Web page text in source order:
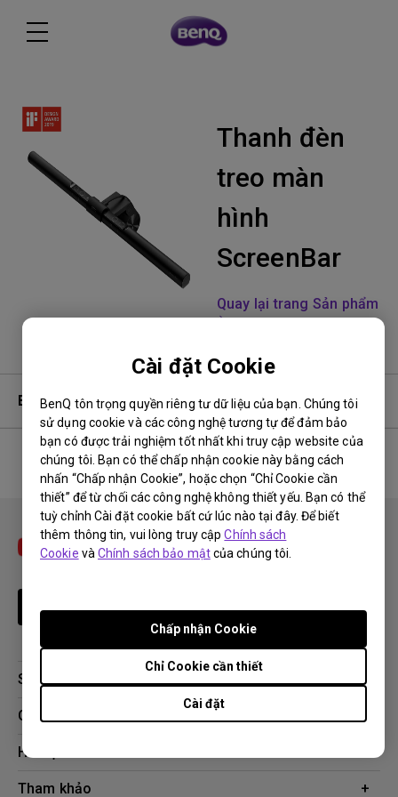
Cài đặt Cookie
BenQ tôn trọng quyền riêng tư dữ liệu của bạn. Chúng tôi
sử dụng cookie và các công nghệ tương tự để đảm bảo
bạn có được trải nghiệm tốt nhất khi truy cập website của
chúng tôi. Bạn có thể chấp nhận cookie này bằng cách
nhấn “Chấp nhận Cookie”, hoặc chọn “Chỉ Cookie cần
thiết” để từ chối các công nghệ không thiết yếu. Bạn có thể
tuỳ chỉnh Cài đặt cookie bất cứ lúc nào tại đây. Để biết
thêm thông tin, vui lòng truy cậpChính sách
Cookie vàChính sách bảo mậtcủa chúng tôi.
Cài đặt
Chỉ Cookie cần thiết
Chấp nhận Cookie
Thanh đèn
treo màn
hình
ScreenBar
Quay lại trang Sản phẩm
Bảo hành
No related warranty information
Sản phẩm
Giải pháp công nghệ
Hỗ trợ
Tải xuống
Tham khảo